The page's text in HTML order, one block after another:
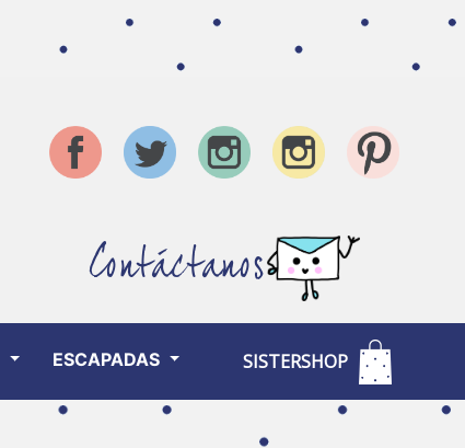
Contáctanos
ESCAPADAS SISTERSHOP